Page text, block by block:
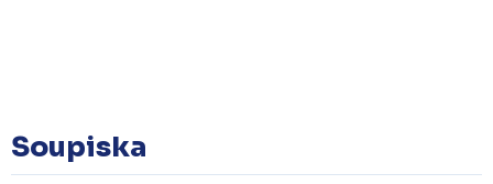
Soupiska